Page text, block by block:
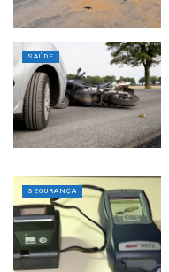
SAÚDE
SEGURANÇA